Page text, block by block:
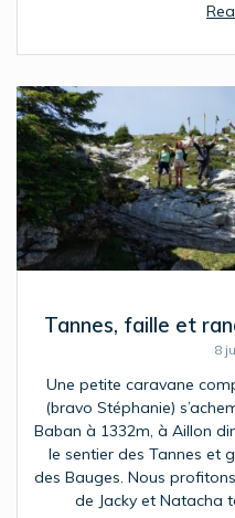
Tannes, faille et
8
Une petite caravane
(bravo Stéphanie)
Baban à 1332m, à Aillon
le sentier des Tannes et
des Bauges. Nous
de Jacky et Natacha